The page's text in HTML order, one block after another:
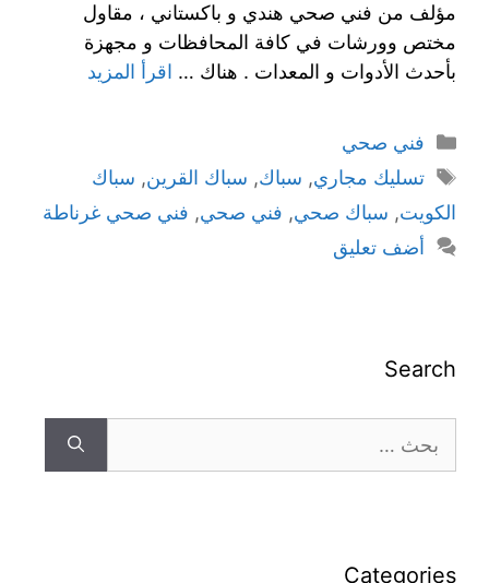
مؤلف من فني صحي هندي و باكستاني ، مقاول
مختص وورشات في كافة المحافظات و مجهزة
بأحدث الأدوات و المعدات . هناك … اقرأ المزيد
فني صحي
تسليك مجاري, سباك, سباك القرين, سباك
الكويت, سباك صحي, فني صحي, فني صحي غرناطة
أضف تعليق
Search
Categories